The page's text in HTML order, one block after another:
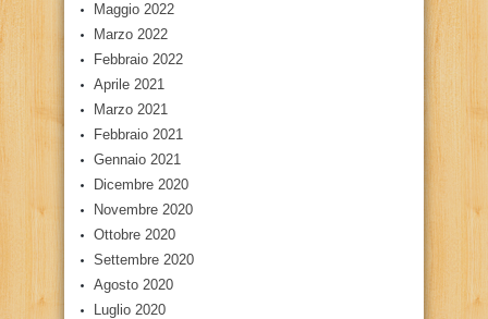
Maggio 2022
Marzo 2022
Febbraio 2022
Aprile 2021
Marzo 2021
Febbraio 2021
Gennaio 2021
Dicembre 2020
Novembre 2020
Ottobre 2020
Settembre 2020
Agosto 2020
Luglio 2020